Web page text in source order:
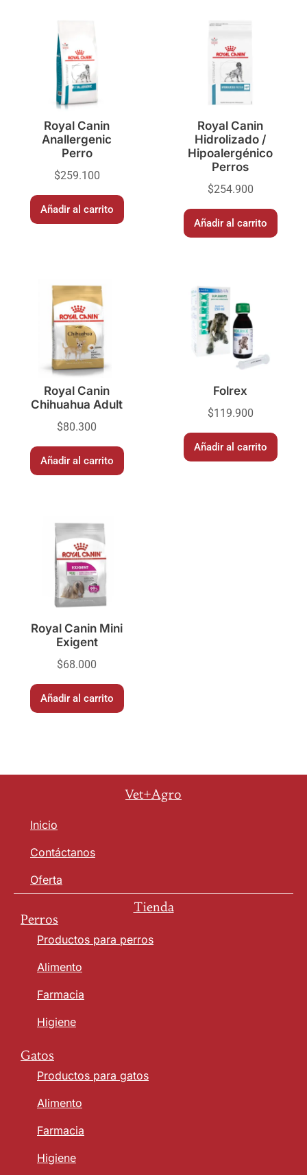
Royal Canin
Anallergenic
Perro
$259.100
Añadir al carrito
Royal Canin
Hidrolizado /
Hipoalergénico
Perros
$254.900
Añadir al carrito
Royal Canin
Chihuahua Adult
$80.300
Añadir al carrito
Folrex
$119.900
Añadir al carrito
Royal Canin Mini
Exigent
$68.000
Añadir al carrito
Vet+Agro
Inicio
Contáctanos
Oferta
Tienda
Perros
Productos para perros
Alimento
Farmacia
Higiene
Gatos
Productos para gatos
Alimento
Farmacia
Higiene